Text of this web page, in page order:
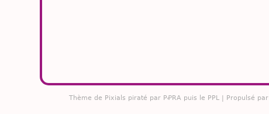
Thème de Pixials piraté par PꝒRA puis le PPL | Propulsé par